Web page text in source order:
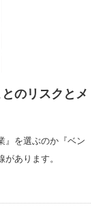
のリスクとメ
』を選ぶのか『ベン
あります。